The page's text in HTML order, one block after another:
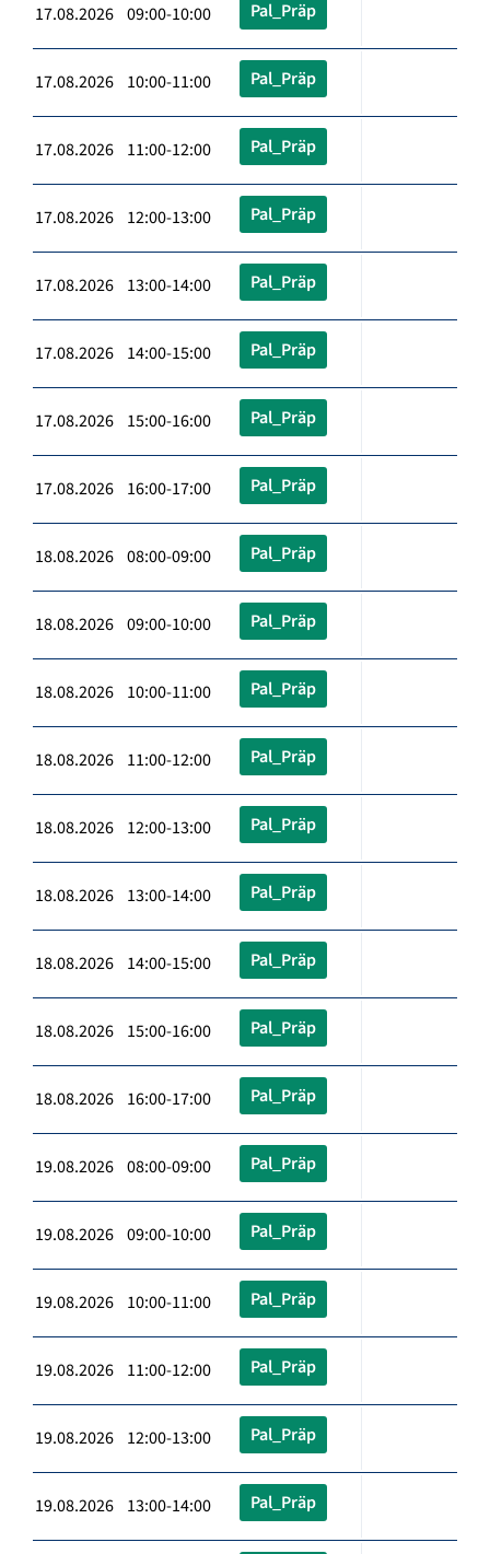
17.08.2026 09:00-10:00 Pal_Präp
17.08.2026 10:00-11:00 Pal_Präp
17.08.2026 11:00-12:00 Pal_Präp
17.08.2026 12:00-13:00 Pal_Präp
17.08.2026 13:00-14:00 Pal_Präp
17.08.2026 14:00-15:00 Pal_Präp
17.08.2026 15:00-16:00 Pal_Präp
17.08.2026 16:00-17:00 Pal_Präp
18.08.2026 08:00-09:00 Pal_Präp
18.08.2026 09:00-10:00 Pal_Präp
18.08.2026 10:00-11:00 Pal_Präp
18.08.2026 11:00-12:00 Pal_Präp
18.08.2026 12:00-13:00 Pal_Präp
18.08.2026 13:00-14:00 Pal_Präp
18.08.2026 14:00-15:00 Pal_Präp
18.08.2026 15:00-16:00 Pal_Präp
18.08.2026 16:00-17:00 Pal_Präp
19.08.2026 08:00-09:00 Pal_Präp
19.08.2026 09:00-10:00 Pal_Präp
19.08.2026 10:00-11:00 Pal_Präp
19.08.2026 11:00-12:00 Pal_Präp
19.08.2026 12:00-13:00 Pal_Präp
19.08.2026 13:00-14:00 Pal_Präp